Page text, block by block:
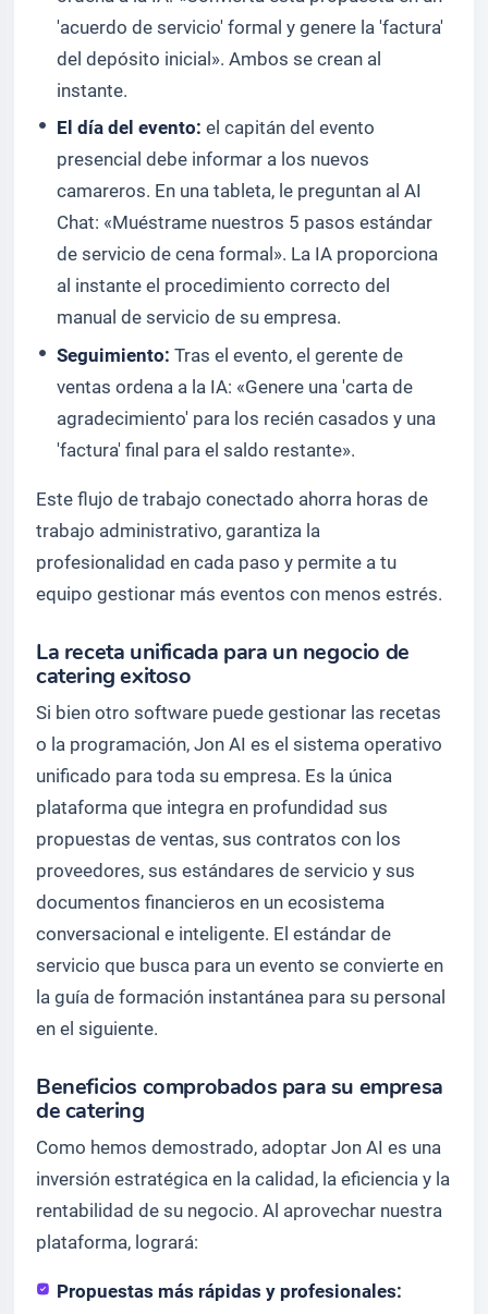
'acuerdo de servicio' formal y genere la 'factura'
del depósito inicial». Ambos se crean al
instante.
El día del evento: el capitán del evento
presencial debe informar a los nuevos
camareros. En una tableta, le preguntan al AI
Chat: «Muéstrame nuestros 5 pasos estándar
de servicio de cena formal». La IA proporciona
al instante el procedimiento correcto del
manual de servicio de su empresa.
Seguimiento: Tras el evento, el gerente de
ventas ordena a la IA: «Genere una 'carta de
agradecimiento' para los recién casados y una
'factura' final para el saldo restante».
Este flujo de trabajo conectado ahorra horas de
trabajo administrativo, garantiza la
profesionalidad en cada paso y permite a tu
equipo gestionar más eventos con menos estrés.
La receta unificada para un negocio de
catering exitoso
Si bien otro software puede gestionar las recetas
o la programación, Jon AI es el sistema operativo
unificado para toda su empresa. Es la única
plataforma que integra en profundidad sus
propuestas de ventas, sus contratos con los
proveedores, sus estándares de servicio y sus
documentos financieros en un ecosistema
conversacional e inteligente. El estándar de
servicio que busca para un evento se convierte en
la guía de formación instantánea para su personal
en el siguiente.
Beneficios comprobados para su empresa
de catering
Como hemos demostrado, adoptar Jon AI es una
inversión estratégica en la calidad, la eficiencia y la
rentabilidad de su negocio. Al aprovechar nuestra
plataforma, logrará:
Propuestas más rápidas y profesionales: